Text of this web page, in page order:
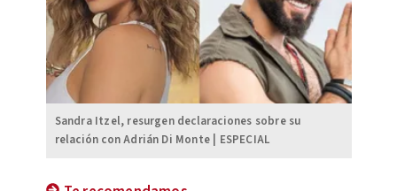
Sandra Itzel, resurgen declaraciones sobre su
relación con Adrián Di Monte | ESPECIAL